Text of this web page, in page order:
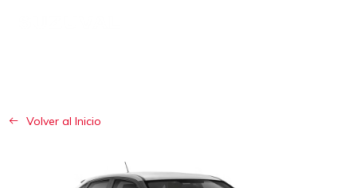
Volver al Inicio